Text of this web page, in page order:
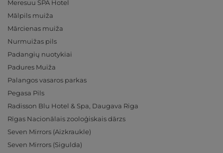
Meresuu SPA Hotel
Mālpils muiža
Mārcienas muiža
Nurmuižas pils
Padangių nuotykiai
Padures Muiža
Palangos vasaros parkas
Pegasa Pils
Radisson Blu Hotel & Spa, Daugava Riga
Rīgas Nacionālais zooloģiskais dārzs
Seven Mirrors (Aizkraukle)
Seven Mirrors (Sigulda)